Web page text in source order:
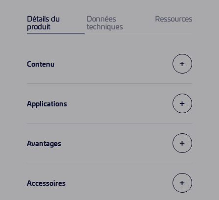
Détails du
produit
Données
techniques
Ressources
Contenu +
Applications +
Avantages +
Accessoires +